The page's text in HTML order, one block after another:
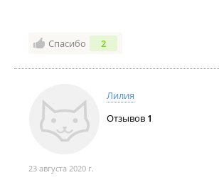
Спасибо 2
Лилия
Отзывов 1
23 августа 2020 г.